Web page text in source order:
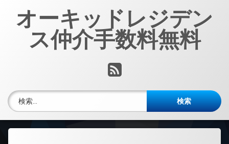
オーキッドレジデン
ス仲介手数料無料
RSS
検索: